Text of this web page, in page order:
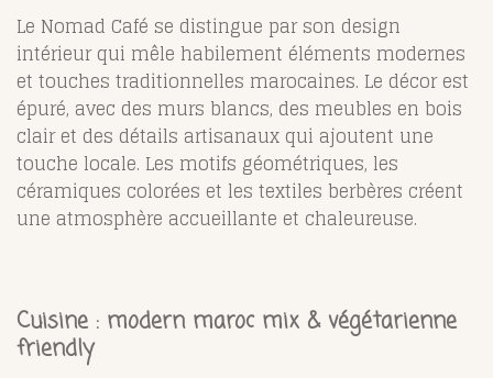
Le Nomad Café se distingue par son design
intérieur qui mêle habilement éléments modernes
et touches traditionnelles marocaines. Le décor est
épuré, avec des murs blancs, des meubles en bois
clair et des détails artisanaux qui ajoutent une
touche locale. Les motifs géométriques, les
céramiques colorées et les textiles berbères créent
une atmosphère accueillante et chaleureuse.
Cuisine : modern maroc mix & végétarienne
friendly